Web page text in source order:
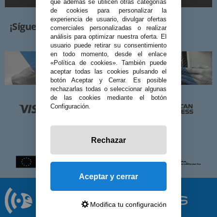
¡Síguenos!
que además se utilicen otras categorías
de cookies para personalizar la
experiencia de usuario, divulgar ofertas
comerciales personalizadas o realizar
análisis para optimizar nuestra oferta. El
usuario puede retirar su consentimiento
en todo momento, desde el enlace
«Política de cookies». También puede
aceptar todas las cookies pulsando el
botón Aceptar y Cerrar. Es posible
rechazarlas todas o seleccionar algunas
de las cookies mediante el botón
Configuración.
Rechazar
Aceptar y cerrar
Modifica tu configuración